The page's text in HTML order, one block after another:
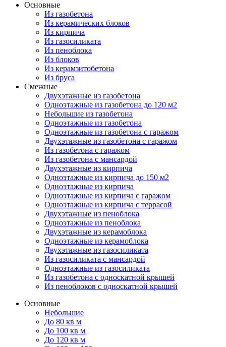
Основные
Из газобетона
Из керамических блоков
Из кирпича
Из газосиликата
Из пеноблока
Из блоков
Из керамзитобетона
Из бруса
Смежные
Двухэтажные из газобетона
Одноэтажные из газобетона до 120 м2
Небольшие из газобетона
Одноэтажные из газобетона
Одноэтажные из газобетона с гаражом
Двухэтажные из газобетона с гаражом
Из газобетона с гаражом
Из газобетона с мансардой
Двухэтажные из кирпича
Одноэтажные из кирпича до 150 м2
Одноэтажные из кирпича
Одноэтажные из кирпича с гаражом
Одноэтажные из кирпича с террасой
Двухэтажные из пеноблока
Одноэтажные из пеноблока
Двухэтажные из керамоблока
Одноэтажные из керамоблока
Двухэтажные из газосиликата
Из газосиликата с мансардой
Одноэтажные из газосиликата
Из газобетона с односкатной крышей
Из пеноблоков с односкатной крышей
Основные
Небольшие
До 80 кв м
До 100 кв м
До 120 кв м